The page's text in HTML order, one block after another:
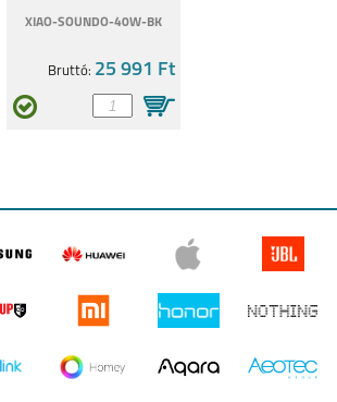
IPHONE 12 MINI
XIAO-SOUNDO-40W-BK
Bruttó: 25 991 Ft